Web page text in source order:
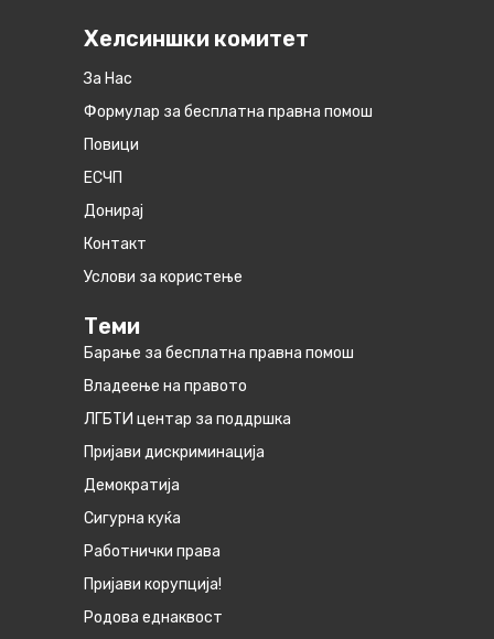
Хелсиншки комитет
За Нас
Формулар за бесплатна правна помош
Повици
ЕСЧП
Донирај
Контакт
Услови за користење
Теми
Барање за бесплатна правна помош
Владеење на правото
ЛГБТИ центар за поддршка
Пријави дискриминација
Демократија
Сигурна куќа
Работнички права
Пријави корупција!
Родова еднаквост